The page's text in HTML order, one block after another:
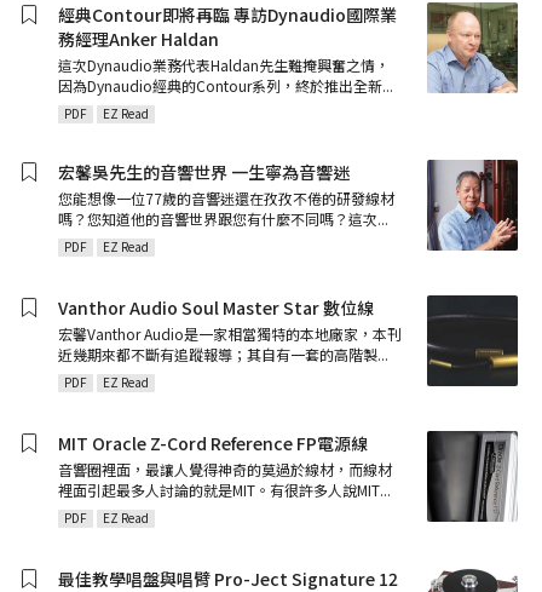
經典Contour即將再臨 專訪Dynaudio國際業
務經理Anker Haldan
這次Dynaudio業務代表Haldan先生難掩興奮之情，
因為Dynaudio經典的Contour系列，終於推出全新...
PDF EZ Read
宏馨吳先生的音響世界 一生寧為音響迷
您能想像一位77歲的音響迷還在孜孜不倦的研發線材
嗎？您知道他的音響世界跟您有什麼不同嗎？這次...
PDF EZ Read
Vanthor Audio Soul Master Star 數位線
宏馨Vanthor Audio是一家相當獨特的本地廠家，本刊
近幾期來都不斷有追蹤報導；其自有一套的高階製...
PDF EZ Read
MIT Oracle Z-Cord Reference FP電源線
音響圈裡面，最讓人覺得神奇的莫過於線材，而線材
裡面引起最多人討論的就是MIT。有很許多人說MIT...
PDF EZ Read
最佳教學唱盤與唱臂 Pro-Ject Signature 12